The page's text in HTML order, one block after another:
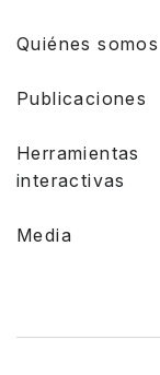
Quiénes somos
Publicaciones
Herramientas
interactivas
Media